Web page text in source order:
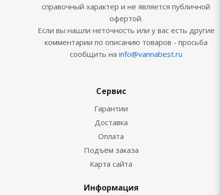
справочный характер и не является публичной
офертой.
Если вы нашли неточность или у вас есть другие
комментарии по описанию товаров - просьба
сообщить на info@vannabest.ru
Сервис
Гарантии
Доставка
Оплата
Подъём заказа
Карта сайта
Информация